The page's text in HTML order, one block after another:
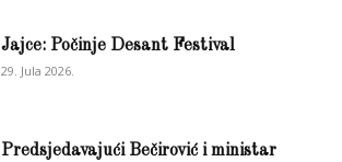
Jajce: Počinje Desant Festival
29. Jula 2026.
Predsjedavajući Bečirović i ministar